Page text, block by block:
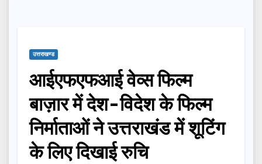
उत्तराखण्ड
आईएफएफआई वेव्स फिल्म
बाज़ार में देश-विदेश के फिल्म
निर्माताओं ने उत्तराखंड में शूटिंग
के लिए दिखाई रुचि